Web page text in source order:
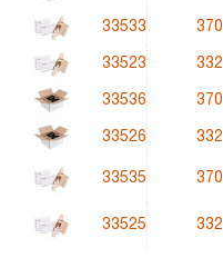
33533 370
33523 332
33536 370
33526 332
33535 370
33525 332